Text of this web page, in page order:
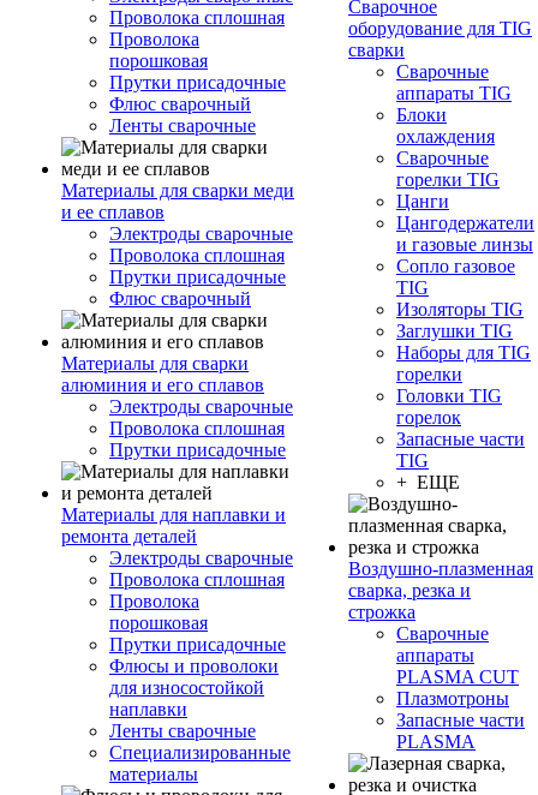
Проволока сплошная
Проволока
порошковая
Прутки присадочные
Флюс сварочный
Ленты сварочные
Материалы для сварки меди
и ее сплавов
Электроды сварочные
Проволока сплошная
Прутки присадочные
Флюс сварочный
Материалы для сварки
алюминия и его сплавов
Электроды сварочные
Проволока сплошная
Прутки присадочные
Материалы для наплавки и
ремонта деталей
Электроды сварочные
Проволока сплошная
Проволока
порошковая
Прутки присадочные
Флюсы и проволоки
для износостойкой
наплавки
Ленты сварочные
Специализированные
материалы
Сварочное
оборудование для TIG
сварки
Сварочные
аппараты TIG
Блоки
охлаждения
Сварочные
горелки TIG
Цанги
Цангодержатели
и газовые линзы
Сопло газовое
TIG
Изоляторы TIG
Заглушки TIG
Наборы для TIG
горелки
Головки TIG
горелок
Запасные части
TIG
+ ЕЩЕ
Воздушно-плазменная
сварка, резка и
строжка
Сварочные
аппараты
PLASMA CUT
Плазмотроны
Запасные части
PLASMA